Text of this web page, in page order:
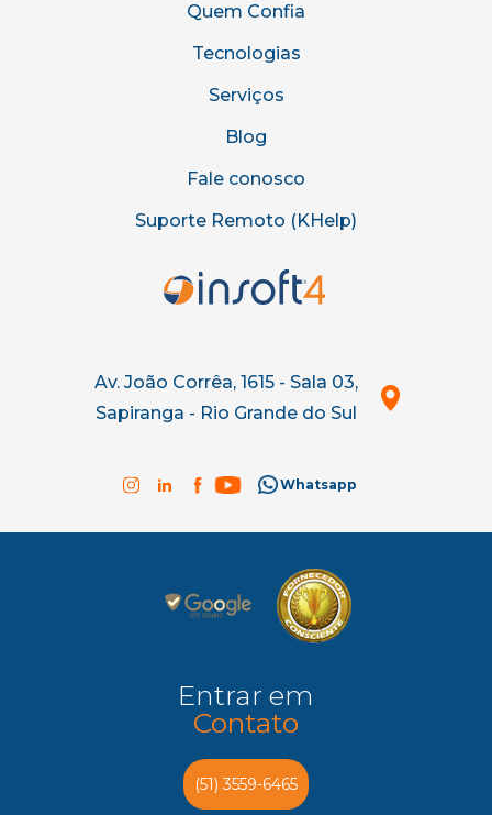
Quem Confia
Tecnologias
Serviços
Blog
Fale conosco
Suporte Remoto (KHelp)
Av. João Corrêa, 1615 - Sala 03,
Sapiranga - Rio Grande do Sul
Whatsapp
Entrar em
Contato
(51) 3559-6465